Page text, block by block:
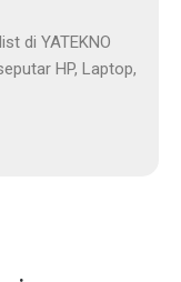
di YATEKNO
HP, Laptop,